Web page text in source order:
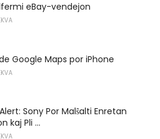
eBay-vendejon
Google Maps por iPhone
Sony Por Malŝalti Enretan
kaj Pli ...